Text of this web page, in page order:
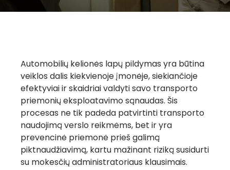
Automobilių kelionės lapų pildymas yra būtina
veiklos dalis kiekvienoje įmonėje, siekiančioje
efektyviai ir skaidriai valdyti savo transporto
priemonių eksploatavimo sąnaudas. Šis
procesas ne tik padeda patvirtinti transporto
naudojimą verslo reikmėms, bet ir yra
prevencinė priemonė prieš galimą
piktnaudžiavimą, kartu mažinant riziką susidurti
su mokesčių administratoriaus klausimais.